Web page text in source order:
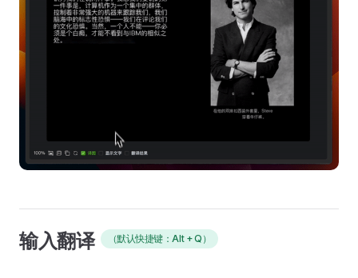
输入翻译 （默认快捷键：Alt + Q）